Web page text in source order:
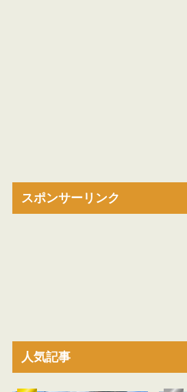
スポンサーリンク
人気記事